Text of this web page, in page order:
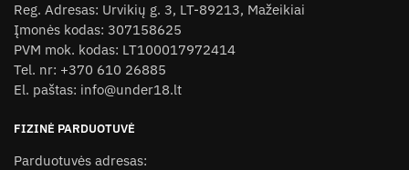
may
be
chosen
on
the
product
may
chosen
Reg. Adresas: Urvikių g. 3, LT-89213, Mažeikiai
Įmonės kodas: 307158625
PVM mok. kodas: LT100017972414
Tel. nr: +370 610 26885
El. paštas: info@under18.lt
FIZINĖ PARDUOTUVĖ
Parduotuvės adresas: